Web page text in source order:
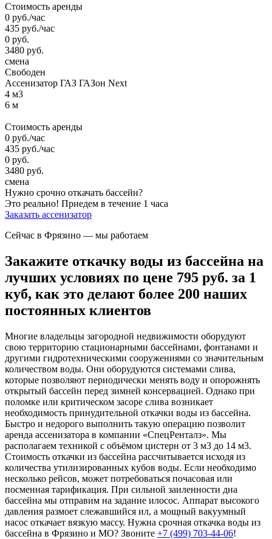
Стоимость аренды
0 руб./час
435 руб./час
0 руб.
3480 руб.
смена
Свободен
Ассенизатор ГАЗ ГАЗон Next
4 м3
6 м
Стоимость аренды
0 руб./час
435 руб./час
0 руб.
3480 руб.
смена
Нужно срочно откачать бассейн?
Это реально! Приедем в течение 1 часа
Заказать ассенизатор
Сейчас в Фрязино — мы работаем
Закажите откачку воды из бассейна на
лучших условиях по цене 795 руб. за 1
куб, как это делают более 200 наших
постоянных клиентов
Многие владельцы загородной недвижимости оборудуют
свою территорию стационарными бассейнами, фонтанами и
другими гидротехническими сооружениями со значительным
количеством воды. Они оборудуются системами слива,
которые позволяют периодически менять воду и опорожнять
открытый бассейн перед зимней консервацией. Однако при
поломке или критическом засоре слива возникает
необходимость принудительной откачки воды из бассейна.
Быстро и недорого выполнить такую операцию позволит
аренда ассенизатора в компании «СпецРенталз». Мы
располагаем техникой с объёмом цистерн от 3 м3 до 14 м3.
Стоимость откачки из бассейна рассчитывается исходя из
количества утилизированных кубов воды. Если необходимо
несколько рейсов, может потребоваться почасовая или
посменная тарификация. При сильной заиленности дна
бассейна мы отправим на задание илосос. Аппарат высокого
давления размоет слежавшийся ил, а мощный вакуумный
насос откачает вязкую массу. Нужна срочная откачка воды из
бассейна в Фрязино и МО? Звоните +7 (499) 703-44-06!